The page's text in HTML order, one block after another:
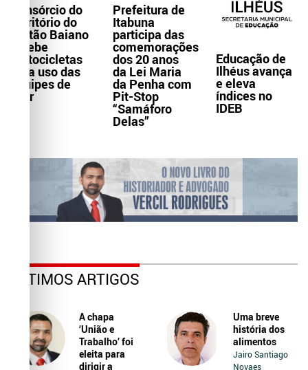
Consórcio do
Território do
Sertão Baiano
recebe
motocicletas
para uso das
equipes de
Ater
Prefeitura de
Itabuna
participa das
comemorações
dos 20 anos
da Lei Maria
da Penha com
Pit-Stop
“Samáforo
Delas”
Educação de
Ilhéus avança
e eleva
índices no
IDEB
ÚLTIMOS ARTIGOS
A chapa
‘União e
Trabalho’ foi
eleita para
dirigir a
Uma breve
história dos
alimentos
Jairo Santiago
Novaes